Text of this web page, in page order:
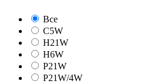
Все
C5W
H21W
H6W
P21W
P21W/4W